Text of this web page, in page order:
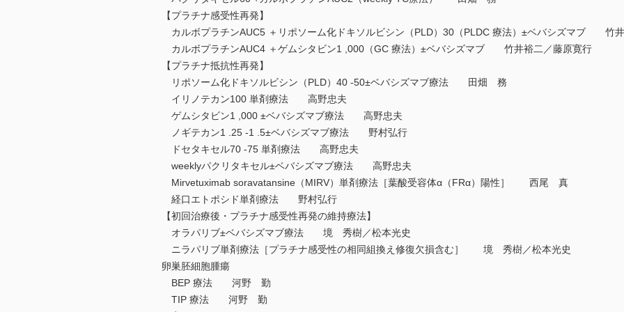
【プラチナ感受性再発】
カルボプラチンAUC5 ＋リポソーム化ドキソルビシン（PLD）30（PLDC 療法）±ベバシズマブ 竹
カルボプラチンAUC4 ＋ゲムシタビン1 ,000（GC 療法）±ベバシズマブ 竹井裕二／藤原寛行
【プラチナ抵抗性再発】
リポソーム化ドキソルビシン（PLD）40 -50±ベバシズマブ療法 田畑 務
イリノテカン100 単剤療法 高野忠夫
ゲムシタビン1 ,000 ±ベバシズマブ療法 高野忠夫
ノギテカン1 .25 -1 .5±ベバシズマブ療法 野村弘行
ドセタキセル70 -75 単剤療法 高野忠夫
weeklyパクリタキセル±ベバシズマブ療法 高野忠夫
Mirvetuximab soravatansine（MIRV）単剤療法［葉酸受容体α（FRα）陽性］ 西尾 真
経口エトポシド単剤療法 野村弘行
【初回治療後・プラチナ感受性再発の維持療法】
オラパリブ±ベバシズマブ療法 境 秀樹／松本光史
ニラパリブ単剤療法［プラチナ感受性の相同組換え修復欠損含む］ 境 秀樹／松本光史
卵巣胚細胞腫瘍
BEP 療法 河野 勤
TIP 療法 河野 勤